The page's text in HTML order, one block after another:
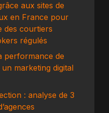
aux sites de
en France pour
des courtiers
régulés
performance de
marketing digital
: analyse de 3